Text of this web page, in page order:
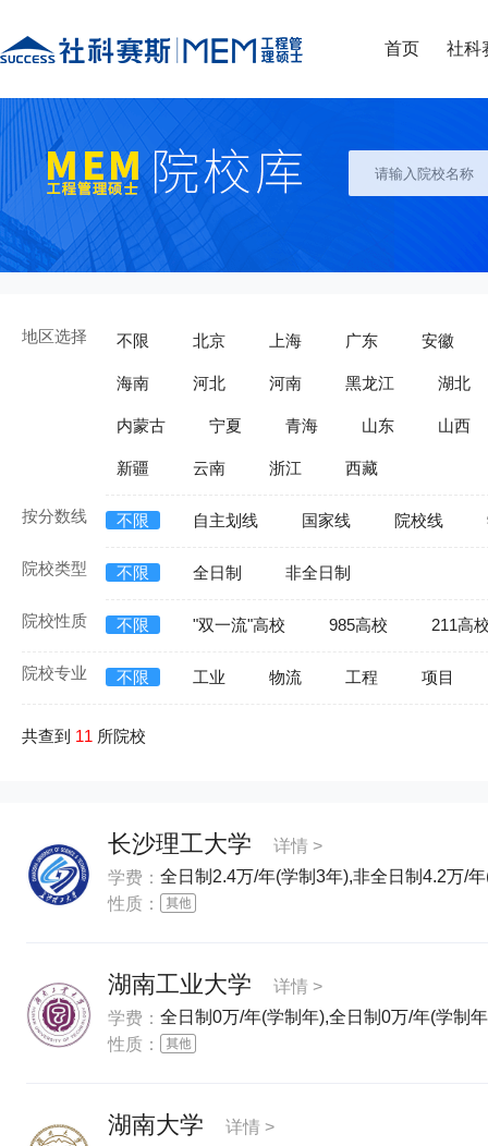
首页 社科
地区选择 不限 北京 上海 广东 安徽
海南 河北 河南 黑龙江 湖北
内蒙古 宁夏 青海 山东 山西
新疆 云南 浙江 西藏
按分数线 不限 自主划线 国家线 院校线
院校类型 不限 全日制 非全日制
院校性质 不限 "双一流"高校 985高校 211高
院校专业 不限 工业 物流 工程 项目
共查到 11 所院校
长沙理工大学
详情 >
学费： 全日制2.4万/年(学制3年),非全日制4.2万/
性质：
湖南工业大学
详情 >
学费： 全日制0万/年(学制年),全日制0万/年(学制
性质：
湖南大学
详情 >